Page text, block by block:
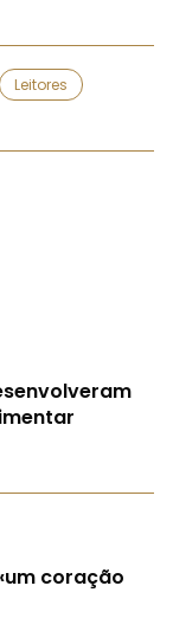
Leitores
coração